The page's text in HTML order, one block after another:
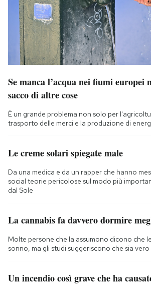
Se manca l’acqua nei fiumi europei
sacco di altre cose
È un grande problema non solo per
trasporto delle merci e la produzione di
Le creme solari spiegate male
Da una medica e da un rapper che hanno
social teorie pericolose sul modo più
dal Sole
La cannabis fa davvero dormire
Molte persone che la assumono dicono che
sonno, ma gli studi suggeriscono che sia
Un incendio così grave che ha